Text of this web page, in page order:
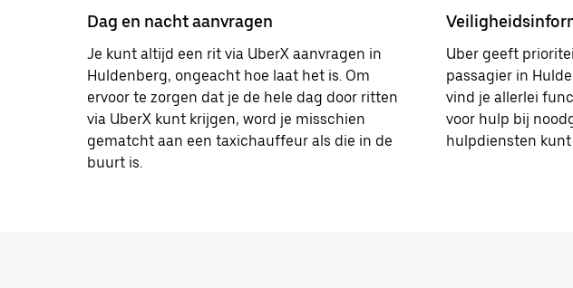
Dag en nacht aanvragen
Je kunt altijd een rit via UberX aanvragen in
Huldenberg, ongeacht hoe laat het is. Om
ervoor te zorgen dat je de hele dag door ritten
via UberX kunt krijgen, word je misschien
gematcht aan een taxichauffeur als die in de
buurt is.
Uber geeft
passagier in
vind je allerlei
voor hulp bij
hulpdiensten kunt